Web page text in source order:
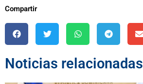
Compartir
Noticias relacionadas